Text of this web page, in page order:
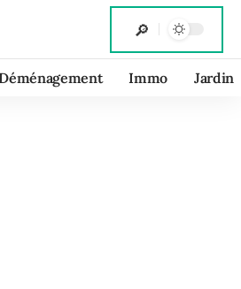
Immo Jardin